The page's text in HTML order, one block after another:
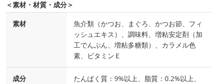
＜素材・材質・成分＞
素材
魚介類（かつお、まぐろ、かつお節、フィ
ッシュエキス）、調味料、増粘安定剤（加
工でんぷん、増粘多糖類）、カラメル色
素、ビタミンＥ
成分
たんぱく質：9%以上、脂質：0.2%以上、